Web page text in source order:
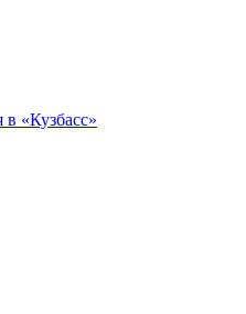
«Кузбасс»